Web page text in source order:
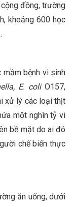
đồng, trường
khoảng 600 học
mầm bệnh vi sinh
E. coliO157,
xử lý các loại thịt
một nghìn tỷ vi
bề mặt do ai đó
chế biến thực
ăn uống, dưới